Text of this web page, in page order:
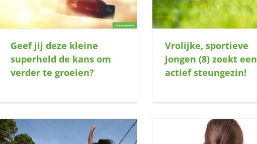
Geef jij deze kleine
superheld de kans om
verder te groeien?
Vrolijke, sportieve
jongen (8) zoekt een
actief steungezin!